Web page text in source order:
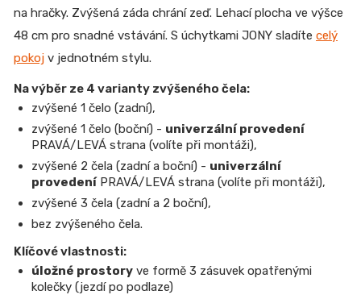
na hračky. Zvýšená záda chrání zeď. Lehací plocha ve výšce
48 cm pro snadné vstávání. S úchytkami JONY sladíte celý
pokoj v jednotném stylu.
Na výběr ze 4 varianty zvýšeného čela:
zvýšené 1 čelo (zadní),
zvýšené 1 čelo (boční) - univerzální provedení
PRAVÁ/LEVÁ strana (volíte při montáži),
zvýšené 2 čela (zadní a boční) - univerzální
provedeníPRAVÁ/LEVÁ strana (volíte při montáži),
zvýšené 3 čela (zadní a 2 boční),
bez zvýšeného čela.
Klíčové vlastnosti:
úložné prostory ve formě 3 zásuvek opatřenými
kolečky (jezdí po podlaze)